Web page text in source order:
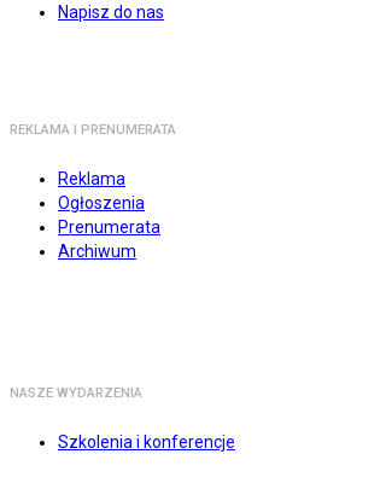
Napisz do nas
REKLAMA I PRENUMERATA
Reklama
Ogłoszenia
Prenumerata
Archiwum
NASZE WYDARZENIA
Szkolenia i konferencje